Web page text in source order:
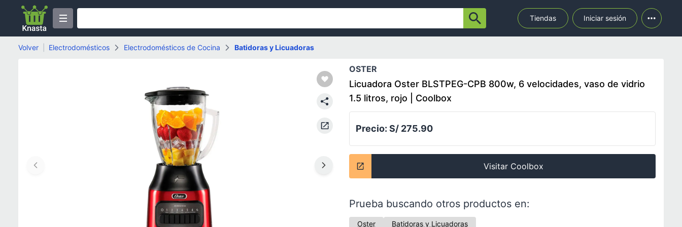
Tiendas Iniciar sesión
Volver Electrodomésticos Electrodomésticos de Cocina Batidoras y Licuadoras
OSTER
Licuadora Oster BLSTPEG-CPB 800w, 6 velocidades, vaso de vidrio
1.5 litros, rojo | Coolbox
Precio: S/ 275.90
Visitar Coolbox
Prueba buscando otros productos en:
Oster Batidoras y Licuadoras